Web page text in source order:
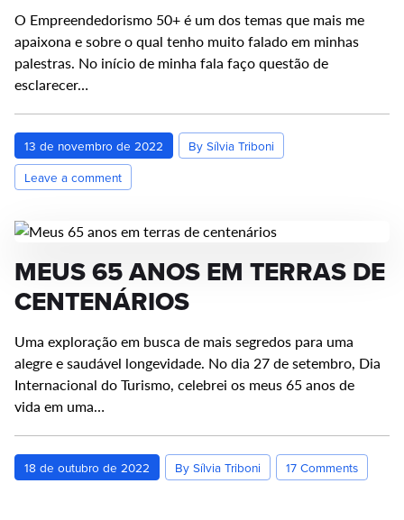
O Empreendedorismo 50+ é um dos temas que mais me
apaixona e sobre o qual tenho muito falado em minhas
palestras. No início de minha fala faço questão de
esclarecer…
13 de novembro de 2022
By Sílvia Triboni
Leave a comment
MEUS 65 ANOS EM TERRAS DE
CENTENÁRIOS
Uma exploração em busca de mais segredos para uma
alegre e saudável longevidade. No dia 27 de setembro, Dia
Internacional do Turismo, celebrei os meus 65 anos de
vida em uma…
18 de outubro de 2022 By Sílvia Triboni 17 Comments